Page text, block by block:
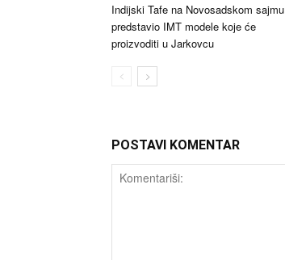
Indijski Tafe na Novosadskom sajmu
predstavio IMT modele koje će
proizvoditi u Jarkovcu
POSTAVI KOMENTAR